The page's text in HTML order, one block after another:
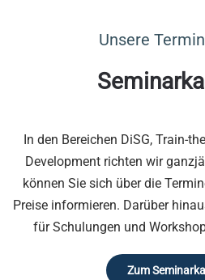
Unsere
In den Bereichen DiSG, Train-
Development richten wir
können Sie sich über die
Preise informieren. Darüber
für Schulungen und
Zum